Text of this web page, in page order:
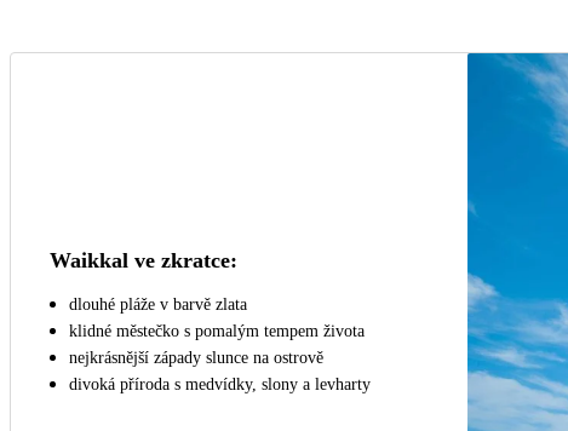
Waikkal ve zkratce:
dlouhé pláže v barvě zlata
klidné městečko s pomalým tempem života
nejkrásnější západy slunce na ostrově
divoká příroda s medvídky, slony a levharty